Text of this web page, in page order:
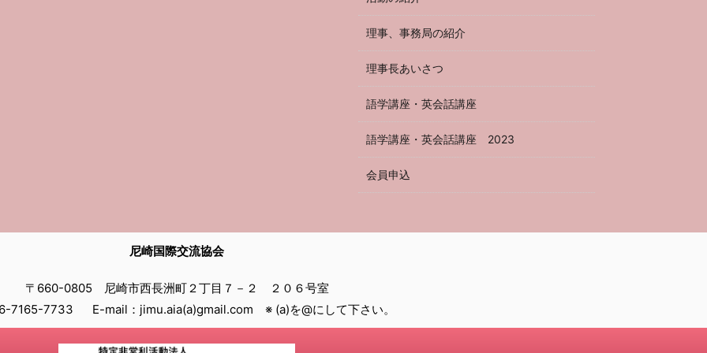
理事、事務局の紹介
理事長あいさつ
語学講座・英会話講座
語学講座・英会話講座 2023
会員申込
尼崎国際交流協会
〒660-0805 尼崎市西長洲町２丁目７－２ ２０６号室
7165-7733 E-mail：jimu.aia(a)gmail.com ※ (a)を@にして下さい。